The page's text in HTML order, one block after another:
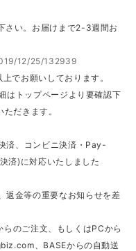
さい。お届けまで2-3週間お
12/25/132939
でお願いしております。
はトップページより要確認下
だきます。
済、コンビニ決済・Pay-
済)に対応いたしました
返金等の重要なお知らせを差
のご注文、もしくはPCから
、BASEからの自動送